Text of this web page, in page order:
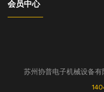
会员中心
苏州协普电子机械设